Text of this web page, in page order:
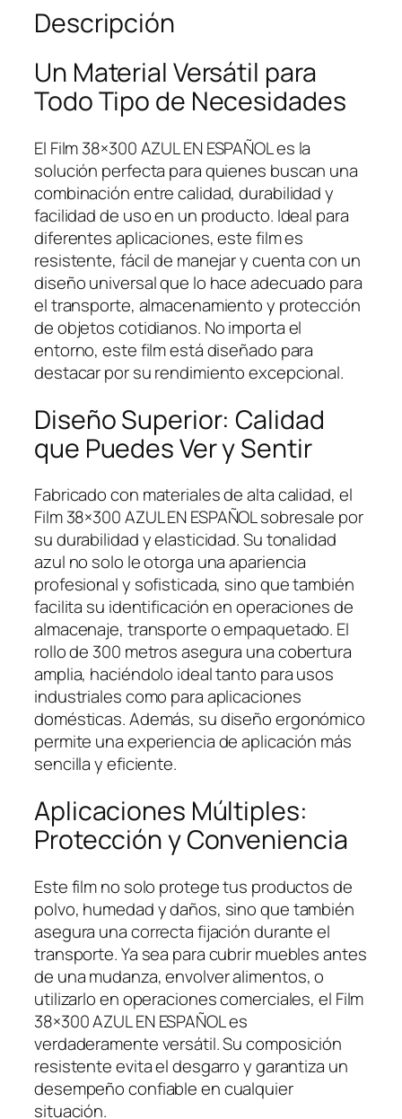
Descripción
Un Material Versátil para
Todo Tipo de Necesidades
El Film 38×300 AZUL EN ESPAÑOL es la
solución perfecta para quienes buscan una
combinación entre calidad, durabilidad y
facilidad de uso en un producto. Ideal para
diferentes aplicaciones, este film es
resistente, fácil de manejar y cuenta con un
diseño universal que lo hace adecuado para
el transporte, almacenamiento y protección
de objetos cotidianos. No importa el
entorno, este film está diseñado para
destacar por su rendimiento excepcional.
Diseño Superior: Calidad
que Puedes Ver y Sentir
Fabricado con materiales de alta calidad, el
Film 38×300 AZUL EN ESPAÑOL sobresale por
su durabilidad y elasticidad. Su tonalidad
azul no solo le otorga una apariencia
profesional y sofisticada, sino que también
facilita su identificación en operaciones de
almacenaje, transporte o empaquetado. El
rollo de 300 metros asegura una cobertura
amplia, haciéndolo ideal tanto para usos
industriales como para aplicaciones
domésticas. Además, su diseño ergonómico
permite una experiencia de aplicación más
sencilla y eficiente.
Aplicaciones Múltiples:
Protección y Conveniencia
Este film no solo protege tus productos de
polvo, humedad y daños, sino que también
asegura una correcta fijación durante el
transporte. Ya sea para cubrir muebles antes
de una mudanza, envolver alimentos, o
utilizarlo en operaciones comerciales, el Film
38×300 AZUL EN ESPAÑOL es
verdaderamente versátil. Su composición
resistente evita el desgarro y garantiza un
desempeño confiable en cualquier
situación.